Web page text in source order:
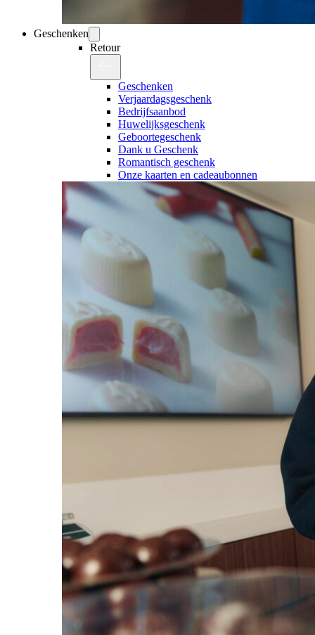
Geschenken
Retour
Geschenken
Verjaardagsgeschenk
Bedrijfsaanbod
Huwelijksgeschenk
Geboortegeschenk
Dank u Geschenk
Romantisch geschenk
Onze kaarten en cadeaubonnen